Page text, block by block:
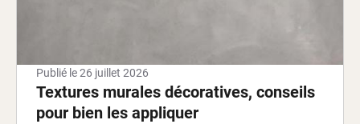
Publié le26 juillet 2026
Textures murales décoratives, conseils
pour bien les appliquer